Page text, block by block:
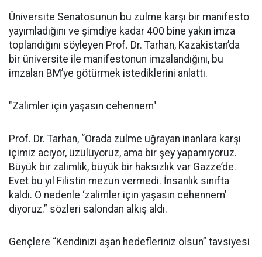
Üniversite Senatosunun bu zulme karşı bir manifesto
yayımladığını ve şimdiye kadar 400 bine yakın imza
toplandığını söyleyen Prof. Dr. Tarhan, Kazakistan’da
bir üniversite ile manifestonun imzalandığını, bu
imzaları BM’ye götürmek istediklerini anlattı.
"Zalimler için yaşasın cehennem"
Prof. Dr. Tarhan, “Orada zulme uğrayan inanlara karşı
içimiz acıyor, üzülüyoruz, ama bir şey yapamıyoruz.
Büyük bir zalimlik, büyük bir haksızlık var Gazze’de.
Evet bu yıl Filistin mezun vermedi. İnsanlık sınıfta
kaldı. O nedenle ‘zalimler için yaşasın cehennem’
diyoruz.” sözleri salondan alkış aldı.
Gençlere “Kendinizi aşan hedefleriniz olsun” tavsiyesi